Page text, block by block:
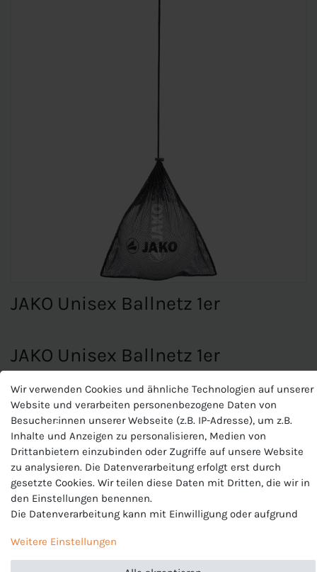
JAKO Unisex Ballnetz 1er
JAKO Unisex Ballnetz 1er
Für 1 Ball
Zur Aufbewahrung oder zum Transport
Ohne Inhalt
Produktnummer
J-2383-U
Hersteller
EU-Verantwortlicher
JAKO AG, Amtstrasse 82 , 74673 Mulfingen , Deutschland,
Wir verwenden Cookies und ähnliche Technologien auf unserer
Website und verarbeiten personenbezogene Daten von
Besucher:innen unserer Webseite (z.B. IP-Adresse), um z.B.
Inhalte und Anzeigen zu personalisieren, Medien von
Drittanbietern einzubinden oder Zugriffe auf unsere Website
zu analysieren. Die Datenverarbeitung erfolgt erst durch
gesetzte Cookies. Wir teilen diese Daten mit Dritten, die wir in
den Einstellungen benennen.
Die Datenverarbeitung kann mit Einwilligung oder aufgrund
erteilt oder abgelehnt werden. Es besteht das Recht, nicht
einzuwilligen und die Einwilligung zu einem späteren
Weitere Einstellungen